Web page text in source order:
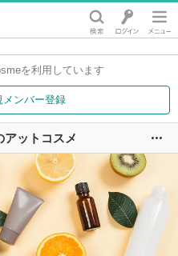
を利用しています
メンバー登録
ットコスメ